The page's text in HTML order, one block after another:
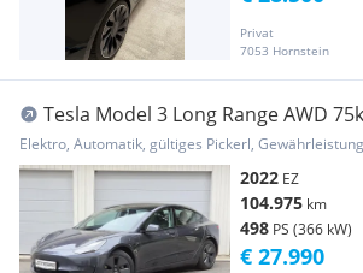
Privat
7053 Hornstein
Tesla Model 3 Long Range AWD
91,5%
Elektro, Automatik, gültiges Pickerl,
2022 EZ
104.975 km
498 PS (366 kW)
€ 27.990